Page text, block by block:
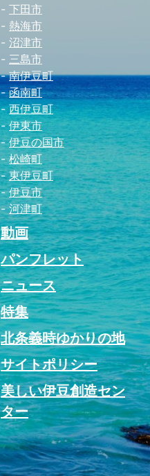
下田市
熱海市
沼津市
三島市
南伊豆町
函南町
西伊豆町
伊東市
伊豆の国市
松崎町
東伊豆町
伊豆市
河津町
動画
パンフレット
ニュース
特集
北条義時ゆかりの地
サイトポリシー
美しい伊豆創造セン
ター